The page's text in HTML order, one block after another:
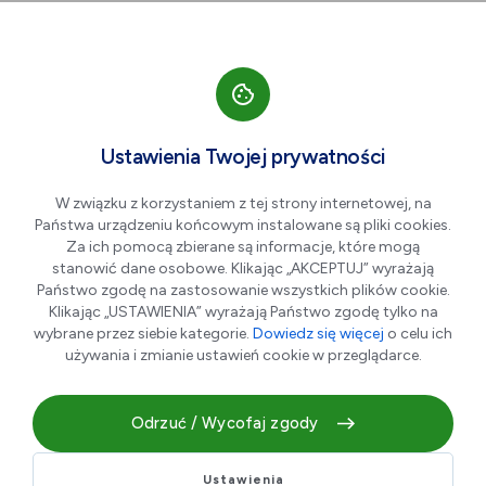
Noc Muzeów 2026 w
Stalowej Woli
W sobotę 16 maja zapraszamy do wspólneg...
Ustawienia Twojej prywatności
W związku z korzystaniem z tej strony internetowej, na
Państwa urządzeniu końcowym instalowane są pliki cookies.
Za ich pomocą zbierane są informacje, które mogą
stanowić dane osobowe. Klikając „AKCEPTUJ” wyrażają
Państwo zgodę na zastosowanie wszystkich plików cookie.
Klikając „USTAWIENIA” wyrażają Państwo zgodę tylko na
wybrane przez siebie kategorie. Dowiedz się więcej o celu ich
używania i zmianie ustawień cookie w przeglądarce.
Odrzuć / Wycofaj zgody
Ustawienia